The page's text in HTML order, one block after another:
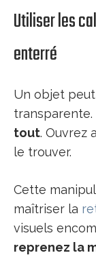
Utiliser les
enterré
Un objet
transparente.
tout. Ouvrez
le trouver.
Cette
maîtriser la
visuels
reprenez la